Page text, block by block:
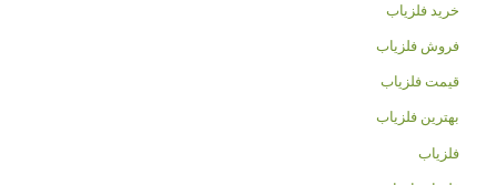
خرید فلزیاب
فروش فلزیاب
قیمت فلزیاب
بهترین فلزیاب
فلزیاب